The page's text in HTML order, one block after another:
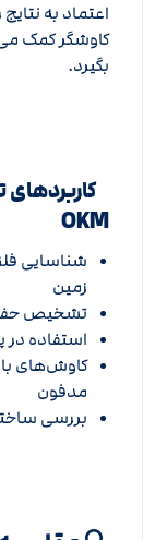
اعتماد به
کاوشگر کمک
بگیرد.
OKM
شناسایی
زمین
تشخیص
استفاده
کاوش‌های
مدفون
بررسی